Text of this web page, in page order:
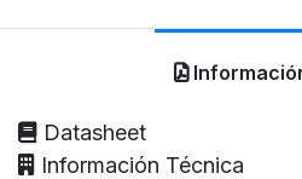
Datasheet
Información Técnica